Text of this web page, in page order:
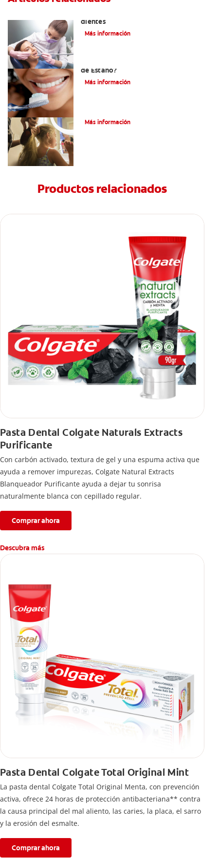
dientes
Más información
de Estaño?
Más información
Más información
Productos relacionados
Pasta Dental Colgate Naturals Extracts
Purificante
Con carbón activado, textura de gel y una espuma activa que
ayuda a remover impurezas, Colgate Natural Extracts
Blanqueador Purificante ayuda a dejar tu sonrisa
naturalmente blanca con cepillado regular.
Comprar ahora
Descubra más
Pasta Dental Colgate Total Original Mint
La pasta dental Colgate Total Original Menta, con prevención
activa, ofrece 24 horas de protección antibacteriana** contra
la causa principal del mal aliento, las caries, la placa, el sarro
y la erosión del esmalte.
Comprar ahora